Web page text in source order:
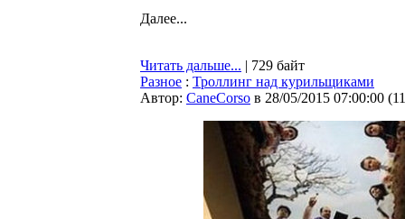
Далее...
Читать дальше... | 729 байт
Разное : Троллинг над курильщиками
Автор: CaneCorso в 28/05/2015 07:00:00 (